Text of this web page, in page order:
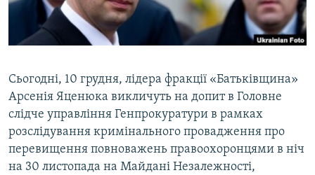
ВІДЕОУРОКИ «ELIFBE»
СВІДЧЕННЯ ОКУПАЦІЇ
Русский
Qırımtatar
ДОЛУЧАЙСЯ!
Усі сайти RFE/RL
Сьогодні, 10 грудня, лідера фракції «Батьківщина»
Арсенія Яценюка викличуть на допит в Головне
слідче управління Генпрокуратури в рамках
розслідування кримінального провадження про
перевищення повноважень правоохоронцями в ніч
на 30 листопада на Майдані Незалежності,